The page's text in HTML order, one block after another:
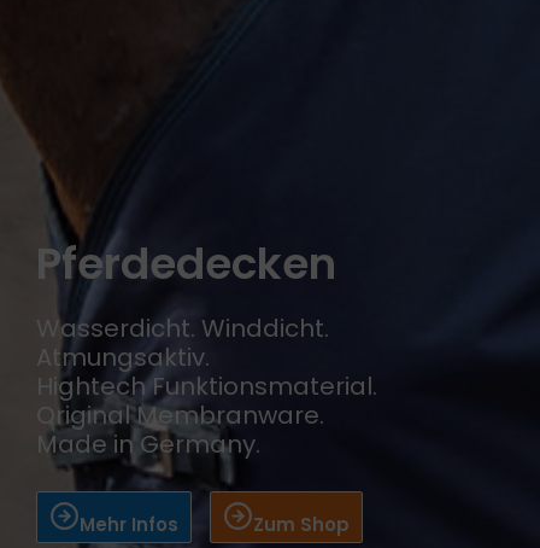
Pferdedecken
Wasserdicht. Winddicht.
Atmungsaktiv.
Hightech Funktionsmaterial.
Original Membranware.
Made in Germany.
Mehr Infos Zum Shop